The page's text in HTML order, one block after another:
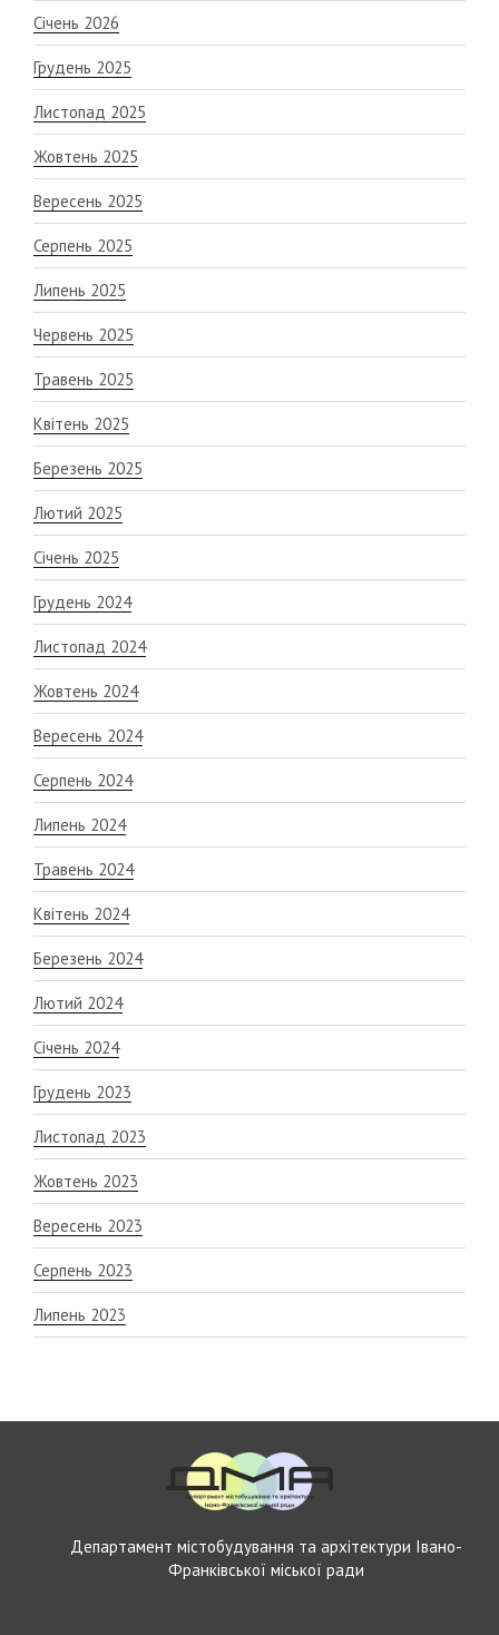
Січень 2026
Грудень 2025
Листопад 2025
Жовтень 2025
Вересень 2025
Серпень 2025
Липень 2025
Червень 2025
Травень 2025
Квітень 2025
Березень 2025
Лютий 2025
Січень 2025
Грудень 2024
Листопад 2024
Жовтень 2024
Вересень 2024
Серпень 2024
Липень 2024
Травень 2024
Квітень 2024
Березень 2024
Лютий 2024
Січень 2024
Грудень 2023
Листопад 2023
Жовтень 2023
Вересень 2023
Серпень 2023
Липень 2023
Департамент містобудування та архітектури Івано-
Франківської міської ради